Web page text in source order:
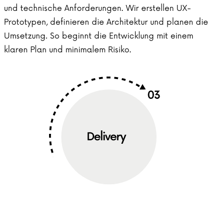
und technische Anforderungen. Wir erstellen UX-
Prototypen, definieren die Architektur und planen die
Umsetzung. So beginnt die Entwicklung mit einem
klaren Plan und minimalem Risiko.